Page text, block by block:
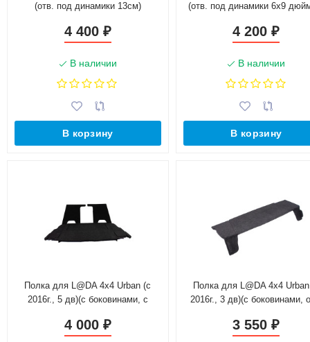
(отв. под динамики 13см)
4 400 ₽
В наличии
В корзину
(отв. под динамики 6х9
4 200₽
В наличии
В корзину
Полка для L@DA 4x4 Urban (с
2016г., 5 дв)(с боковинами, с
дюймов)
4 000 ₽
Полка для L@DA 4x4
2016г., 3 дв)(с боковинами,
3 550₽